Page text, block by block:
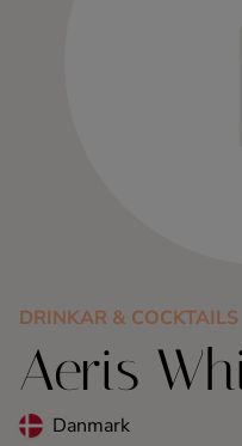
Konjak
Likör
DRINKAR & COCKTAILS
Aeris
Danmark